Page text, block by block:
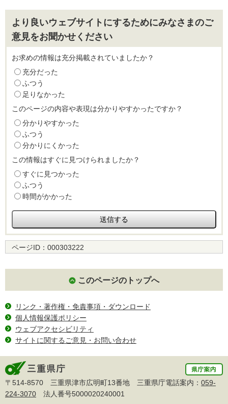
より良いウェブサイトにするためにみなさまのご
意見をお聞かせください
お求めの情報は充分掲載されていましたか？
充分だった
ふつう
足りなかった
このページの内容や表現は分かりやすかったですか？
分かりやすかった
ふつう
分かりにくかった
この情報はすぐに見つけられましたか？
すぐに見つかった
ふつう
時間がかかった
ページID： 000303222
このページのトップへ
リンク・著作権・免責事項・ダウンロード
個人情報保護ポリシー
ウェブアクセシビリティ
サイトに関するご意見・お問い合わせ
〒514-8570 三重県津市広明町13番地 三重県庁電話案内： 059-
224-3070 法人番号5000020240001